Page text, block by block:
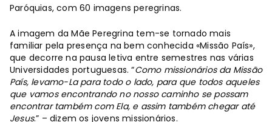
Paróquias, com 60 imagens peregrinas.
A imagem da Mãe Peregrina tem-se tornado mais
familiar pela presença na bem conhecida «Missão País»,
que decorre na pausa letiva entre semestres nas várias
Universidades portuguesas. “Como missionários da Missão
País, levamo-La para todo o lado, para que todos aqueles
que vamos encontrando no nosso caminho se possam
encontrar também com Ela, e assim também chegar até
Jesus.” – dizem os jovens missionários.